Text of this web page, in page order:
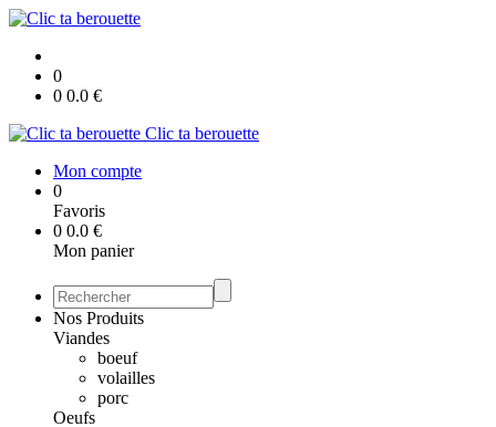
0
0 0.0 €
Clic ta berouette
Mon compte
0
Favoris
0 0.0 €
Mon panier
Nos Produits
Viandes
boeuf
volailles
porc
Oeufs